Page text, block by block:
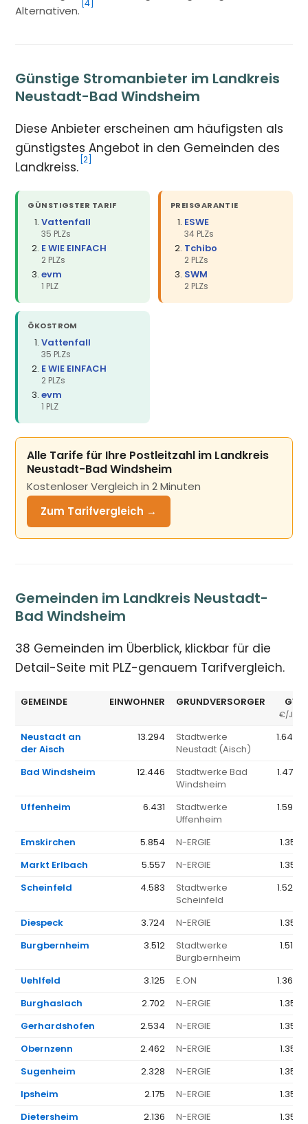
Alternativen.
[4]
Günstige Stromanbieter im Landkreis
Neustadt-Bad Windsheim
Diese Anbieter erscheinen am häufigsten als
günstigstes Angebot in den Gemeinden des
Landkreiss. [2]
GÜNSTIGSTER TARIF
Vattenfall
35 PLZs
E WIE EINFACH
2 PLZs
evm
1 PLZ
PREISGARANTIE
ESWE
34 PLZs
Tchibo
2 PLZs
SWM
2 PLZs
ÖKOSTROM
Vattenfall
35 PLZs
E WIE EINFACH
2 PLZs
evm
1 PLZ
Alle Tarife für Ihre Postleitzahl im Landkreis
Neustadt-Bad Windsheim
Kostenloser Vergleich in 2 Minuten
Zum Tarifvergleich →
Gemeinden im Landkreis Neustadt-
Bad Windsheim
38 Gemeinden im Überblick, klickbar für die
Detail-Seite mit PLZ-genauem Tarifvergleich.
GEMEINDE EINWOHNER GRUNDVERSORGER GV Ø
€/JAHR
Neustadt an
der Aisch
13.294
Stadtwerke
Neustadt (Aisch)
1.649 €
Bad Windsheim 12.446
Stadtwerke Bad
Windsheim
1.479 €
Uffenheim 6.431
Stadtwerke
Uffenheim
1.598 €
Emskirchen 5.854 N-ERGIE
1.351 €
Markt Erlbach
5.557 N-ERGIE
1.351 €
Scheinfeld
4.583
Stadtwerke
Scheinfeld
1.525 €
Diespeck 3.724 N-ERGIE
1.351 €
Burgbernheim
3.512
Stadtwerke
Burgbernheim
1.512 €
Uehlfeld 3.125 E.ON
1.368 €
Burghaslach
2.702 N-ERGIE
1.351 €
Gerhardshofen
2.534 N-ERGIE
1.351 €
Obernzenn
2.462 N-ERGIE
1.351 €
Sugenheim
2.328 N-ERGIE
1.351 €
Ipsheim
2.175 N-ERGIE
1.351 €
Dietersheim
2.136 N-ERGIE
1.351 €